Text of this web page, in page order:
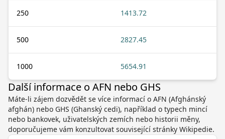
250 1413.72
500 2827.45
1000 5654.91
Další informace o AFN nebo GHS
Máte-li zájem dozvědět se více informací o AFN (Afghánský
afghán) nebo GHS (Ghanský cedi), například o typech mincí
nebo bankovek, uživatelských zemích nebo historii měny,
doporučujeme vám konzultovat související stránky Wikipedie.